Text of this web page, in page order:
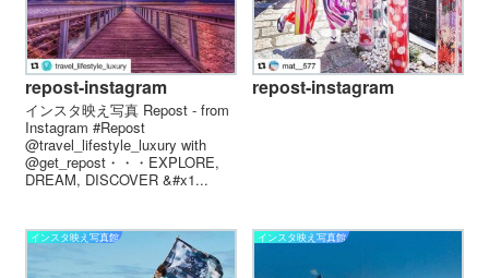
repost-instagram
インスタ映え写真 Repost - from
Instagram #Repost
@travel_lifestyle_luxury with
@get_repost・・・EXPLORE,
DREAM, DISCOVER &#x1...
repost-instagram
インスタ映え写真館 インスタ映え写真館